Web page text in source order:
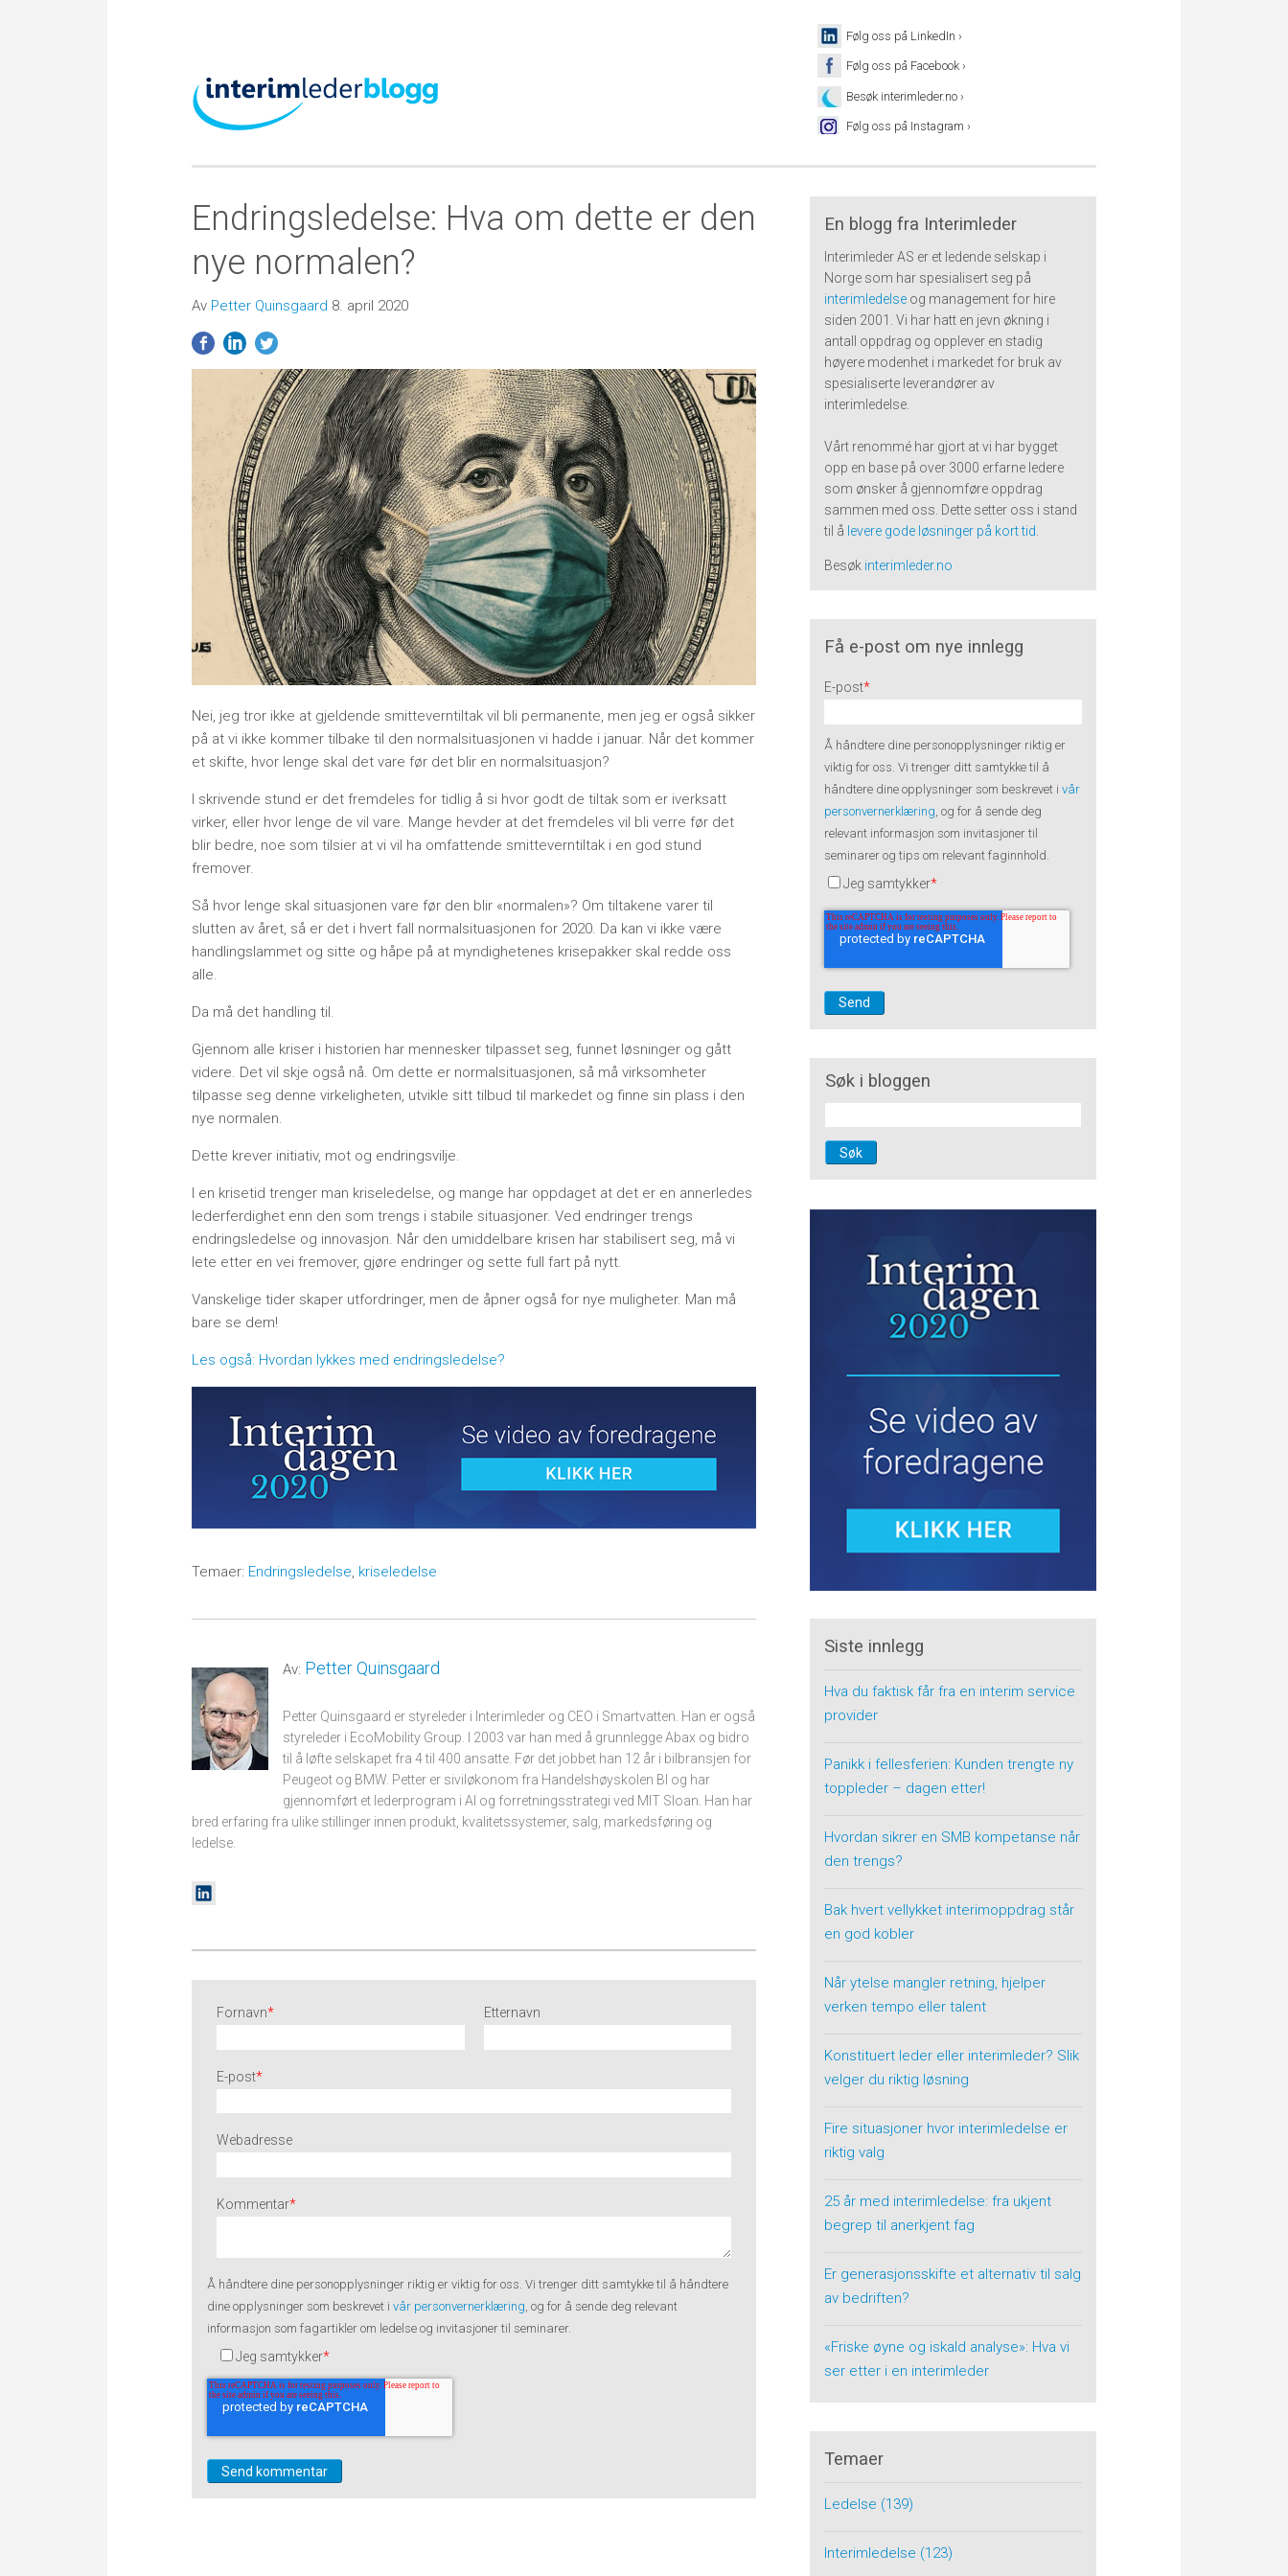
Følg oss på LinkedIn ›
Følg oss på Facebook ›
Besøk interimleder.no ›
Følg oss på Instagram ›
Endringsledelse: Hva om dette er den
nye normalen?
Av Petter Quinsgaard 8. april 2020
Nei, jeg tror ikke at gjeldende smitteverntiltak vil bli permanente, men jeg er også sikker
på at vi ikke kommer tilbake til den normalsituasjonen vi hadde i januar. Når det kommer
et skifte, hvor lenge skal det vare før det blir en normalsituasjon?
I skrivende stund er det fremdeles for tidlig å si hvor godt de tiltak som er iverksatt
virker, eller hvor lenge de vil vare. Mange hevder at det fremdeles vil bli verre før det
blir bedre, noe som tilsier at vi vil ha omfattende smitteverntiltak i en god stund
fremover.
Så hvor lenge skal situasjonen vare før den blir «normalen»? Om tiltakene varer til
slutten av året, så er det i hvert fall normalsituasjonen for 2020. Da kan vi ikke være
handlingslammet og sitte og håpe på at myndighetenes krisepakker skal redde oss
alle.
Da må det handling til.
Gjennom alle kriser i historien har mennesker tilpasset seg, funnet løsninger og gått
videre. Det vil skje også nå. Om dette er normalsituasjonen, så må virksomheter
tilpasse seg denne virkeligheten, utvikle sitt tilbud til markedet og finne sin plass i den
nye normalen.
Dette krever initiativ, mot og endringsvilje.
I en krisetid trenger man kriseledelse, og mange har oppdaget at det er en annerledes
lederferdighet enn den som trengs i stabile situasjoner. Ved endringer trengs
endringsledelse og innovasjon. Når den umiddelbare krisen har stabilisert seg, må vi
lete etter en vei fremover, gjøre endringer og sette full fart på nytt.
Vanskelige tider skaper utfordringer, men de åpner også for nye muligheter. Man må
bare se dem!
Les også: Hvordan lykkes med endringsledelse?
Temaer: Endringsledelse, kriseledelse
Av: Petter Quinsgaard
Petter Quinsgaard er styreleder i Interimleder og CEO i Smartvatten. Han er også
styreleder i EcoMobility Group. I 2003 var han med å grunnlegge Abax og bidro
til å løfte selskapet fra 4 til 400 ansatte. Før det jobbet han 12 år i bilbransjen for
Peugeot og BMW. Petter er siviløkonom fra Handelshøyskolen BI og har
gjennomført et lederprogram i AI og forretningsstrategi ved MIT Sloan. Han har
bred erfaring fra ulike stillinger innen produkt, kvalitetssystemer, salg, markedsføring og
ledelse.
Fornavn* Etternavn
E-post*
Webadresse
Kommentar*
Å håndtere dine personopplysninger riktig er viktig for oss. Vi trenger ditt samtykke til å håndtere
dine opplysninger som beskrevet i vår personvernerklæring, og for å sende deg relevant
informasjon som fagartikler om ledelse og invitasjoner til seminarer.
Jeg samtykker*
En blogg fra Interimleder
Interimleder AS er et ledende selskap i
Norge som har spesialisert seg på
interimledelse og management for hire
siden 2001. Vi har hatt en jevn økning i
antall oppdrag og opplever en stadig
høyere modenhet i markedet for bruk av
spesialiserte leverandører av
interimledelse.
Vårt renommé har gjort at vi har bygget
opp en base på over 3000 erfarne ledere
som ønsker å gjennomføre oppdrag
sammen med oss. Dette setter oss i stand
til å levere gode løsninger på kort tid
Besøk interimleder.no
Få e-post om nye innlegg
E-post*
Å håndtere dine personopplysninger riktig er
viktig for oss. Vi trenger ditt samtykke til å
håndtere dine opplysninger som beskrevet ivår
personvernerklæring , og for å sende deg
relevant informasjon som invitasjoner til
seminarer og tips om relevant faginnhold.
Jeg samtykker*
Søk i bloggen
Søk
Siste innlegg
Hva du faktisk får fra en interim service
provider
Panikk i fellesferien: Kunden trengte ny
toppleder – dagen etter!
Hvordan sikrer en SMB kompetanse når
den trengs?
Bak hvert vellykket interimoppdrag står
en god kobler
Når ytelse mangler retning, hjelper
verken tempo eller talent
Konstituert leder eller interimleder? Slik
velger du riktig løsning
Fire situasjoner hvor interimledelse er
riktig valg
25 år med interimledelse: fra ukjent
begrep til anerkjent fag
Er generasjonsskifte et alternativ til salg
av bedriften?
«Friske øyne og iskald analyse»: Hva vi
ser etter i en interimleder
Temaer
Ledelse (139)
Interimledelse (123)